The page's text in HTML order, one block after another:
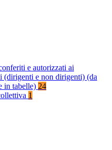
e autorizzati ai
(dirigenti e non dirigenti) (da
in tabelle) 24
1